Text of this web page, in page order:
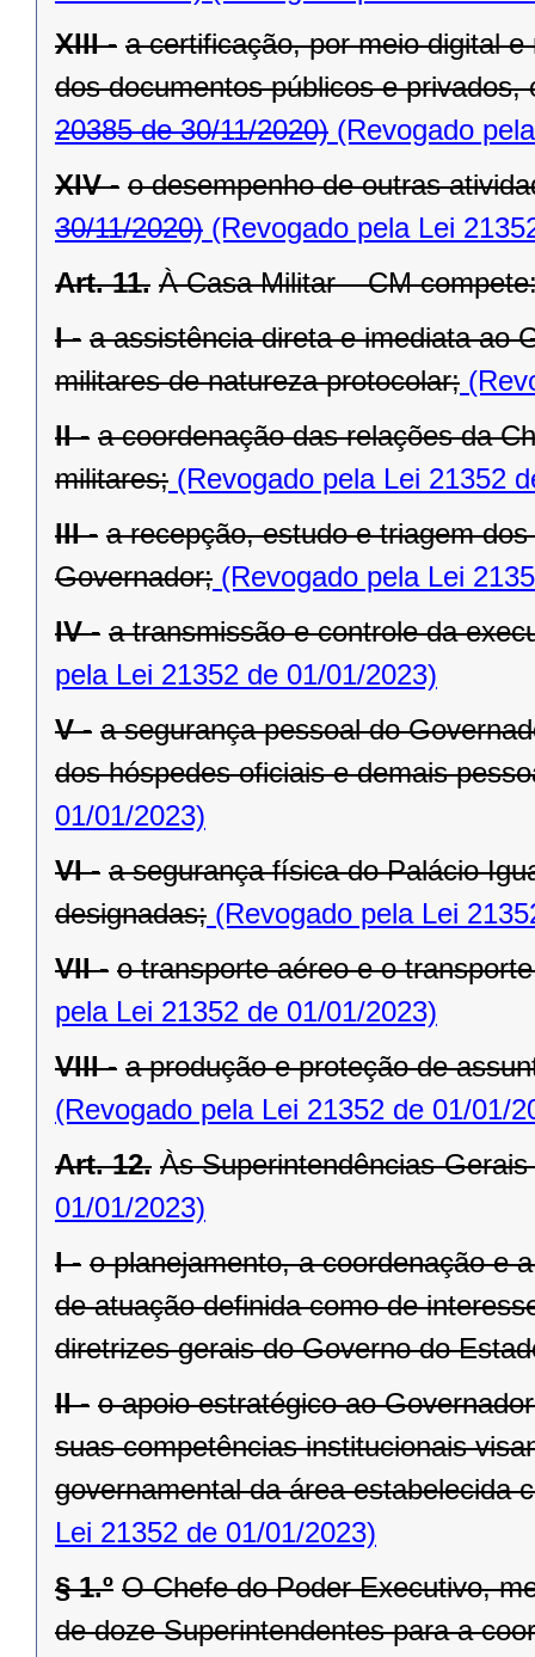
XIII - a certificação, por meio digital
dos documentos públicos e privados,
20385 de 30/11/2020) (Revogado
XIV - o desempenho de outras
30/11/2020) (Revogado pela Lei
Art. 11. À Casa Militar – CM
I - a assistência direta e imediata ao
militares de natureza protocolar;
II - a coordenação das relações da
militares; (Revogado pela Lei 21352
III - a recepção, estudo e triagem
Governador; (Revogado pela Lei
IV - a transmissão e controle da
pela Lei 21352 de 01/01/2023)
V - a segurança pessoal do
dos hóspedes oficiais e demais
01/01/2023)
VI - a segurança física do Palácio
designadas; (Revogado pela Lei
VII - o transporte aéreo e o
pela Lei 21352 de 01/01/2023)
VIII - a produção e proteção de
(Revogado pela Lei 21352 de 01/01/
Art. 12. Às Superintendências-
01/01/2023)
I - o planejamento, a coordenação e
de atuação definida como de
diretrizes gerais do Governo do
II - o apoio estratégico ao
suas competências institucionais
governamental da área estabelecida
Lei 21352 de 01/01/2023)
§ 1.º O Chefe do Poder Executivo,
de doze Superintendentes para a